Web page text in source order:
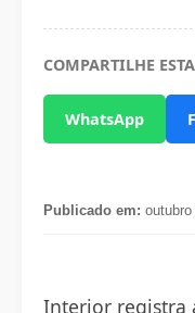
COMPARTILHE
WhatsApp
Publicado em: outubro
Interior registra